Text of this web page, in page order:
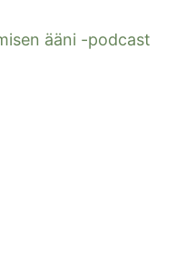
ääni -podcast